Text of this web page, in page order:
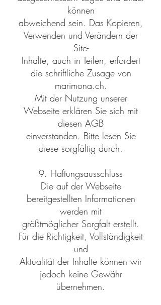
können
abweichend sein. Das Kopieren,
Verwenden und Verändern der
Site-
Inhalte, auch in Teilen, erfordert
die schriftliche Zusage von
marimona.ch.
Mit der Nutzung unserer
Webseite erklären Sie sich mit
diesen AGB
einverstanden. Bitte lesen Sie
diese sorgfältig durch.
9. Haftungsausschluss
Die auf der Webseite
bereitgestellten Informationen
werden mit
größtmöglicher Sorgfalt erstellt.
Für die Richtigkeit, Vollständigkeit
und
Aktualität der Inhalte können wir
jedoch keine Gewähr
übernehmen.